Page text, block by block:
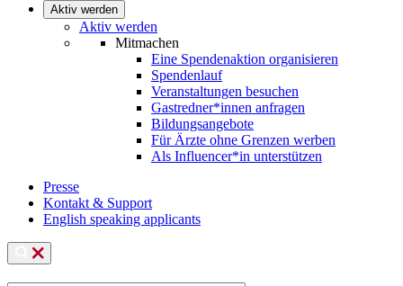
Aktiv werden
Aktiv werden
Mitmachen
Eine Spendenaktion organisieren
Spendenlauf
Veranstaltungen besuchen
Gastredner*innen anfragen
Bildungsangebote
Für Ärzte ohne Grenzen werben
Als Influencer*in unterstützen
Presse
Kontakt & Support
English speaking applicants